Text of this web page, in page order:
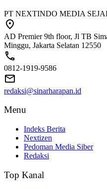
PT NEXTINDO MEDIA
AD Premier 9th floor, Jl TB
Minggu, Jakarta Selatan 12550
0812-1919-9586
redaksi@sinarharapan.id
Menu
Indeks Berita
Nextizen
Pedoman Media Siber
Redaksi
Top Kanal